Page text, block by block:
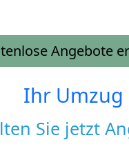
Angebote
Ihr Umzug
Sie jetzt